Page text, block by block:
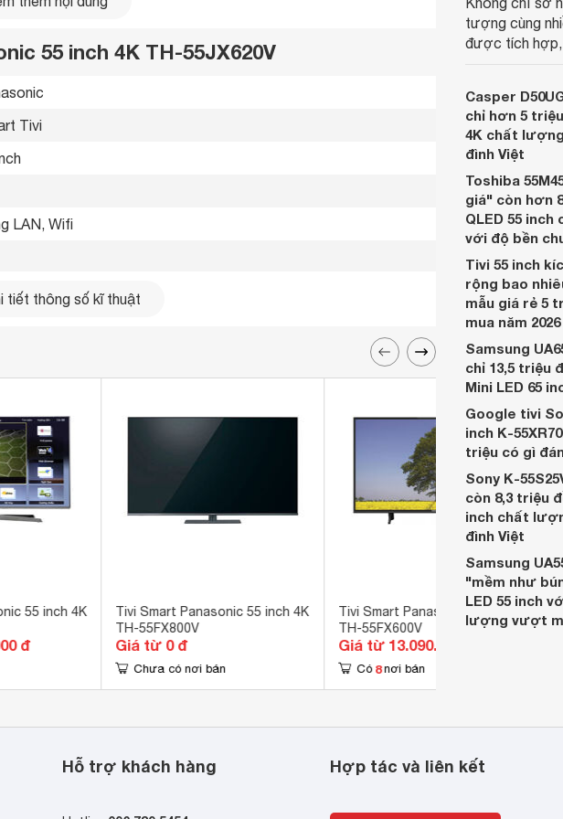
thu hút sự tập trung của người xem vào hình ảnh bên trong,
vùng sáng để hiển thị hình ảnh chân thực. Công nghệ này
4K truyền tải hình ảnh sắc nét và chi tiết hơn.
55 inch 4K TH-55JX620V
Tivi
LAN, Wifi
nghệ chuẩn HDR 10
x 78.9 x 27.3 cm
x 72.4 x 9.1 cm
tiết thông số kĩ thuật
55 inch 4K
đ
Tivi Smart Panasonic 55 inch 4K
TH-55FX800V
Giá từ 0 đ
Chưa có nơi bán
Tivi Smart Panasonic 55 inch 4K
TH-55FX600V
Giá từ 13.090.000 đ
Có 8 nơi bán
tượng cùng
được tích
nhiều cửa
Casper
chỉ hơn 5
4K chất
đình Việt
Toshiba
giá" còn hơn
QLED 55
với độ bền
Tivi 55 inch
rộng bao
mẫu giá rẻ 5
mua năm 2026
Samsung
chỉ 13,5 triệu
Mini LED 65
Google tivi
inch K-
triệu có gì
Sony K-
còn 8,3 triệu
inch chất
đình Việt
Samsung
"mềm như
LED 55 inch
lượng vượt
Hỗ trợ khách hàng Hợp tác và liên kết